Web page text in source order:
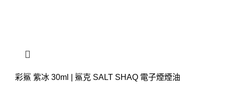
彩鯊 紫冰 30ml | 鯊克 SALT SHAQ 電子煙煙油